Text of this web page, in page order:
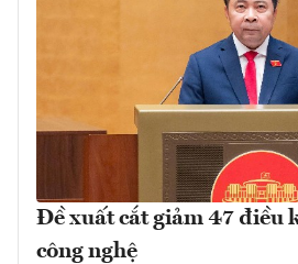
Đề xuất cắt giảm 47 điều
công nghệ